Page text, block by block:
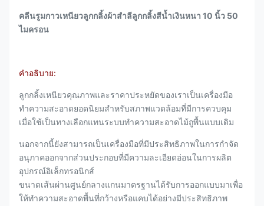
คลีนรูมกาวเหนียวลูกกลิ้งผ้าสำลีลูกกลิ้งสีน้ำเงินหนา 10 นิ้ว 50
ไมครอน
คำอธิบาย:
ลูกกลิ้งเหนียวคุณภาพและราคาประหยัดของเราเป็นเครื่องมือ
ทำความสะอาดยอดนิยมสำหรับสภาพแวดล้อมที่มีการควบคุม
เมื่อใช้เป็นทางเลือกแทนระบบทำความสะอาดไม้ถูพื้นแบบเดิม
นอกจากนี้ยังสามารถเป็นเครื่องมือที่มีประสิทธิภาพในการกำจัด
อนุภาคออกจากส่วนประกอบที่มีความละเอียดอ่อนในการผลิต
อุปกรณ์อิเล็กทรอนิกส์
ขนาดเส้นผ่านศูนย์กลางแกนมาตรฐานได้รับการออกแบบมาเพื่อ
ให้ทำความสะอาดพื้นที่กว้างหรือแคบได้อย่างมีประสิทธิภาพ